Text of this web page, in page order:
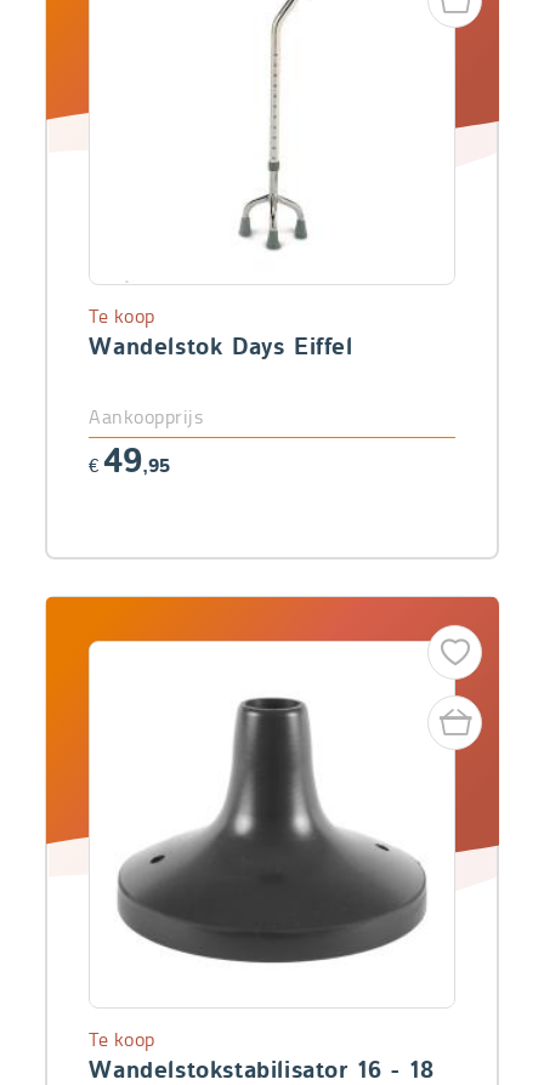
Wandelstok Days Eiffel
Te koop
Aankoopprijs
€ 49,95
Wandelstokstabilisator 16 - 18
Te koop